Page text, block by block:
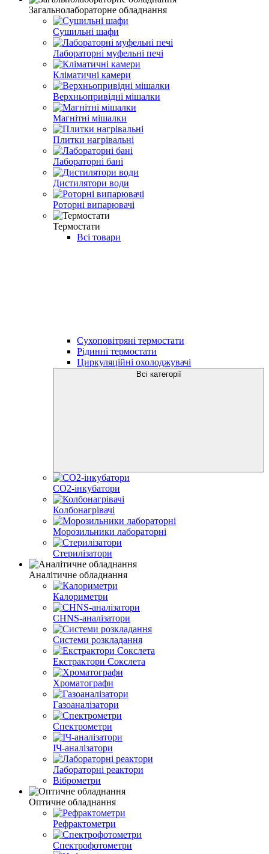
Загальнолабораторне обладнання
Сушильні шафи
Лабораторні муфельні печі
Кліматичні камери
Верхньопривідні мішалки
Магнітні мішалки
Плитки нагрівальні
Лабораторні бані
Дистилятори води
Роторні випарювачі
Термостати
Всі товари
Сухоповітряні термостати
Рідинні термостати
Циркуляційні охолоджувачі
Всі категорії
CO2-інкубатори
Колбонагрівачі
Морозильники лабораторні
Стерилізатори
Аналітичне обладнання
Калориметри
CHNS-аналізатори
Системи розкладання
Екстрактори Сокслета
Хроматографи
Газоаналізатори
Спектрометри
ІЧ-аналізатори
Лабораторні реактори
Віброметри
Оптичне обладнання
Рефрактометри
Спектрофотометри